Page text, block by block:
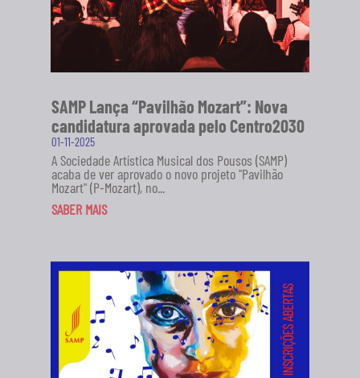
SAMP Lança “Pavilhão Mozart”: Nova
candidatura aprovada pelo Centro2030
01-11-2025
A Sociedade Artística Musical dos Pousos (SAMP)
acaba de ver aprovado o novo projeto "Pavilhão
Mozart" (P-Mozart), no...
SABER MAIS